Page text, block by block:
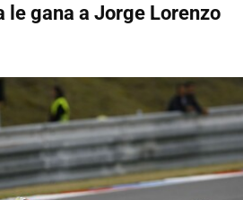
le gana a Jorge Lorenzo